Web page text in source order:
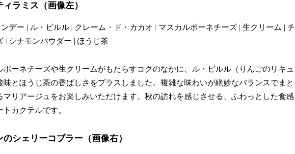
ィラミス （画像左）
デー | ル・ビルル | クレーム・ド・カカオ | マスカルポーネチーズ | 生クリーム | チ
| シナモンパウダー | ほうじ茶
ポーネチーズや生クリームがもたらすコクのなかに、ル・ビルル（りんごのリキュ
味とほうじ茶の香ばしさをプラスしました。複雑な味わいが絶妙なバランスでまと
マリアージュをお楽しみいただけます。秋の訪れを感じさせる、ふわっとした食感
カクテルです。
のシェリーコブラー （画像右）